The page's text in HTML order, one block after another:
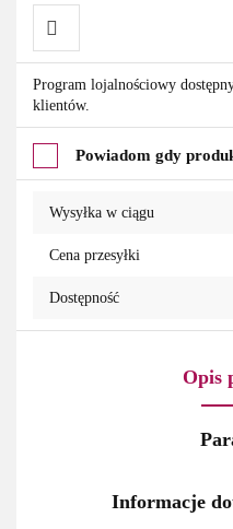
Program lojalnościowy
klientów.
Powiadom gdy
Wysyłka w ciągu
Cena przesyłki
Dostępność
Opis
Informacje